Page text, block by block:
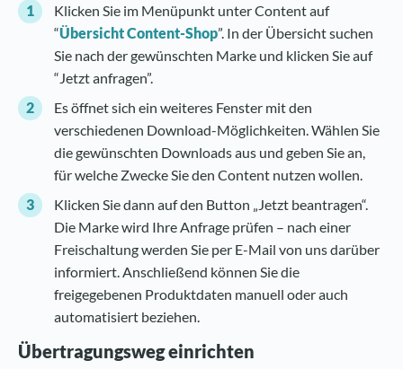
Klicken Sie im Menüpunkt unter Content auf
“Übersicht Content-Shop”. In der Übersicht suchen
Sie nach der gewünschten Marke und klicken Sie auf
“Jetzt anfragen”.
Es öffnet sich ein weiteres Fenster mit den
verschiedenen Download-Möglichkeiten. Wählen Sie
die gewünschten Downloads aus und geben Sie an,
für welche Zwecke Sie den Content nutzen wollen.
Klicken Sie dann auf den Button „Jetzt beantragen“.
Die Marke wird Ihre Anfrage prüfen – nach einer
Freischaltung werden Sie per E-Mail von uns darüber
informiert. Anschließend können Sie die
freigegebenen Produktdaten manuell oder auch
automatisiert beziehen.
Übertragungsweg einrichten